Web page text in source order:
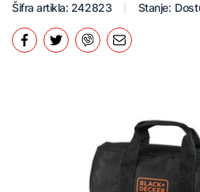
Šifra artikla: 242823 Stanje: